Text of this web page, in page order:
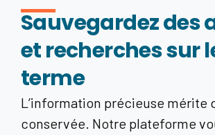
Sauvegardez des
et recherches sur
terme
L’information précieuse mérite
conservée. Notre plateforme